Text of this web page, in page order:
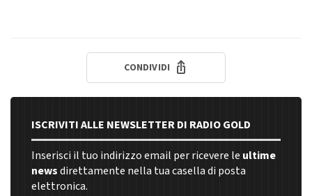
CONDIVIDI
ISCRIVITI ALLE NEWSLETTER DI RADIO GOLD
Inserisci il tuo indirizzo email per ricevere le ultime
newsdirettamente nella tua casella di posta
elettronica.